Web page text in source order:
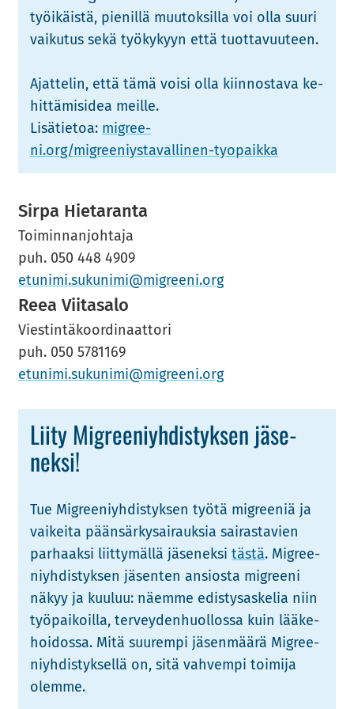
työi­käis­tä, pie­nil­lä muu­tok­sil­la voi olla suuri
vai­ku­tus sekä työ­ky­kyyn että tuot­ta­vuu­teen.
Ajat­te­lin, että tämä voisi olla kiin­nos­ta­va ke­
hit­tä­mis­idea meil­le.
Li­sä­tie­toa: migree­
ni.org/migreeniystavallinen-​tyopaikka
Sirpa Hie­ta­ran­ta
Toi­min­nan­joh­ta­ja
puh. 050 448 4909
etu­ni­mi.su­ku­ni­mi@migree­ni.org
Reea Vii­ta­sa­lo
Vies­tin­tä­koor­di­naat­to­ri
puh. 050 5781169
etu­ni­mi.su­ku­ni­mi@migree­ni.org
Liity Migree­niyh­dis­tyk­sen jä­se­
nek­si!
Tue Migree­niyh­dis­tyk­sen työtä migree­niä ja
vai­kei­ta pään­sär­ky­sai­rauk­sia sai­ras­ta­vien
par­haak­si liit­ty­mäl­lä jä­se­nek­si tästä. Migree­
niyh­dis­tyk­sen jä­sen­ten an­sios­ta migree­ni
näkyy ja kuu­luu: näem­me edis­ty­sas­ke­lia niin
työ­pai­koil­la, ter­vey­den­huol­los­sa kuin lää­ke­
hoi­dos­sa. Mitä suu­rem­pi jä­sen­mää­rä Migree­
niyh­dis­tyk­sel­lä on, sitä vah­vem­pi toi­mi­ja
olem­me.